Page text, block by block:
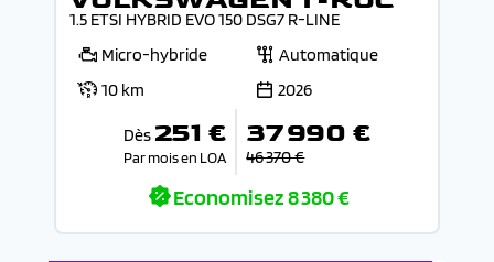
1.5 ETSI HYBRID EVO 150 DSG7 R-LINE
Micro-hybride
Automatique
10 km
2026
Dès 251 €
Par mois en LOA
37 990 €
46 370 €
Economisez8 380 €